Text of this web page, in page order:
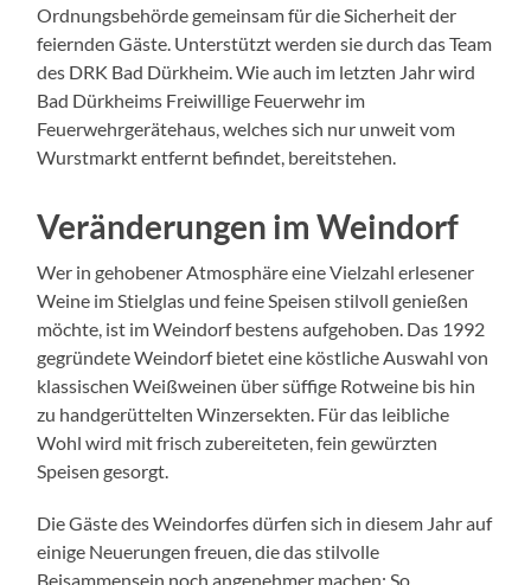
Ordnungsbehörde gemeinsam für die Sicherheit der
feiernden Gäste. Unterstützt werden sie durch das Team
des DRK Bad Dürkheim. Wie auch im letzten Jahr wird
Bad Dürkheims Freiwillige Feuerwehr im
Feuerwehrgerätehaus, welches sich nur unweit vom
Wurstmarkt entfernt befindet, bereitstehen.
Veränderungen im Weindorf
Wer in gehobener Atmosphäre eine Vielzahl erlesener
Weine im Stielglas und feine Speisen stilvoll genießen
möchte, ist im Weindorf bestens aufgehoben. Das 1992
gegründete Weindorf bietet eine köstliche Auswahl von
klassischen Weißweinen über süffige Rotweine bis hin
zu handgerüttelten Winzersekten. Für das leibliche
Wohl wird mit frisch zubereiteten, fein gewürzten
Speisen gesorgt.
Die Gäste des Weindorfes dürfen sich in diesem Jahr auf
einige Neuerungen freuen, die das stilvolle
Beisammensein noch angenehmer machen: So